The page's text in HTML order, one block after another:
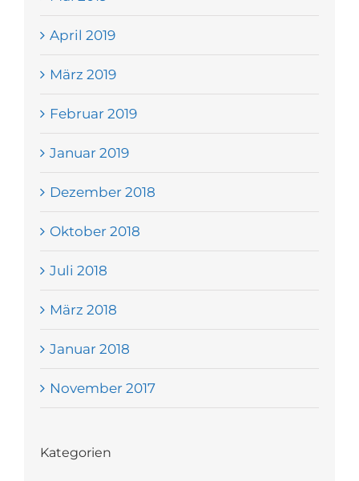
April 2019
März 2019
Februar 2019
Januar 2019
Dezember 2018
Oktober 2018
Juli 2018
März 2018
Januar 2018
November 2017
Kategorien